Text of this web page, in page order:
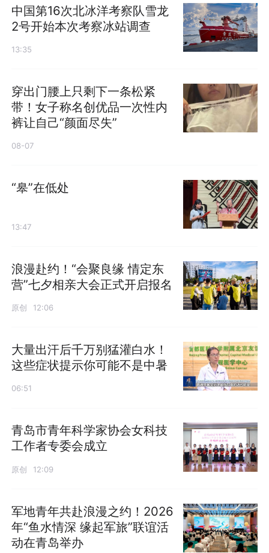
中国第16次北冰洋考察队雪龙
2号开始本次考察冰站调查
13:35
穿出门腰上只剩下一条松紧
带！女子称名创优品一次性内
裤让自己“颜面尽失”
08-07
“皋”在低处
13:47
浪漫赴约！“会聚良缘 情定东
营”七夕相亲大会正式开启报名
原创 12:06
大量出汗后千万别猛灌白水！
这些症状提示你可能不是中暑
06:51
青岛市青年科学家协会女科技
工作者专委会成立
原创 12:09
军地青年共赴浪漫之约！2026
年“鱼水情深 缘起军旅”联谊活
动在青岛举办